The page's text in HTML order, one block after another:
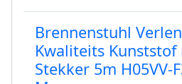
Brennenstuhl
Kwaliteits
Stekker 5m H05VV-